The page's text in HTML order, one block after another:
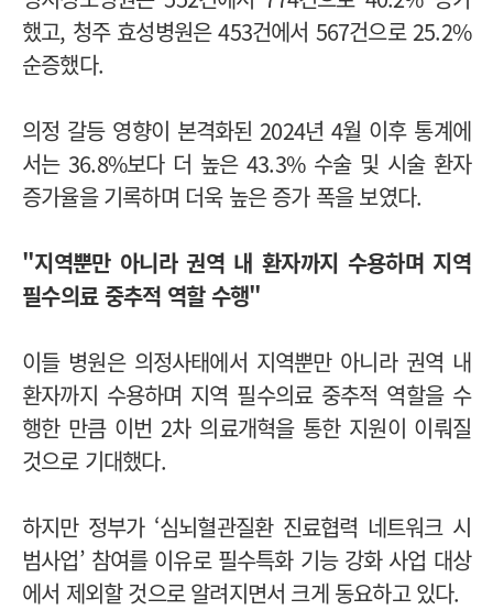
했고, 청주 효성병원은 453건에서 567건으로 25.2%
순증했다.
의정 갈등 영향이 본격화된 2024년 4월 이후 통계에
서는 36.8%보다 더 높은 43.3% 수술 및 시술 환자
증가율을 기록하며 더욱 높은 증가 폭을 보였다.
"지역뿐만 아니라 권역 내 환자까지 수용하며 지역
필수의료 중추적 역할 수행"
이들 병원은 의정사태에서 지역뿐만 아니라 권역 내
환자까지 수용하며 지역 필수의료 중추적 역할을 수
행한 만큼 이번 2차 의료개혁을 통한 지원이 이뤄질
것으로 기대했다.
하지만 정부가 ‘심뇌혈관질환 진료협력 네트워크 시
범사업’ 참여를 이유로 필수특화 기능 강화 사업 대상
에서 제외할 것으로 알려지면서 크게 동요하고 있다.